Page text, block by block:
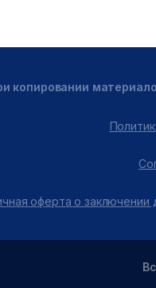
копировании
оферта о заключении